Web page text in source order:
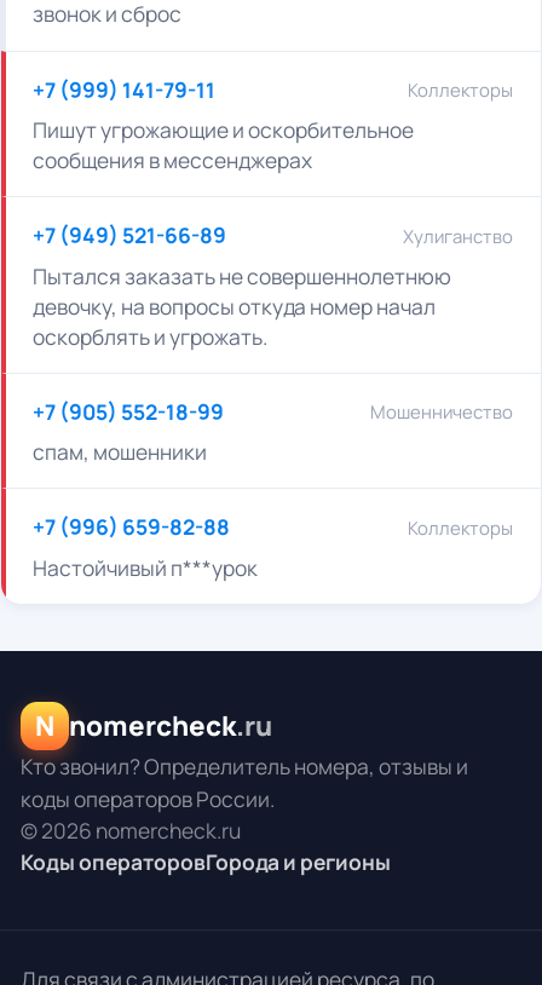
звонок и сброс
+7 (999) 141-79-11 Коллекторы
Пишут угрожающие и оскорбительное
сообщения в мессенджерах
+7 (949) 521-66-89 Хулиганство
Пытался заказать не совершеннолетнюю
девочку, на вопросы откуда номер начал
оскорблять и угрожать.
+7 (905) 552-18-99 Мошенничество
спам, мошенники
+7 (996) 659-82-88 Коллекторы
Настойчивый п***урок
N nomercheck.ru
Кто звонил? Определитель номера, отзывы и
коды операторов России.
© 2026 nomercheck.ru
Коды операторовГорода и регионы
Для связи с администрацией ресурса, по